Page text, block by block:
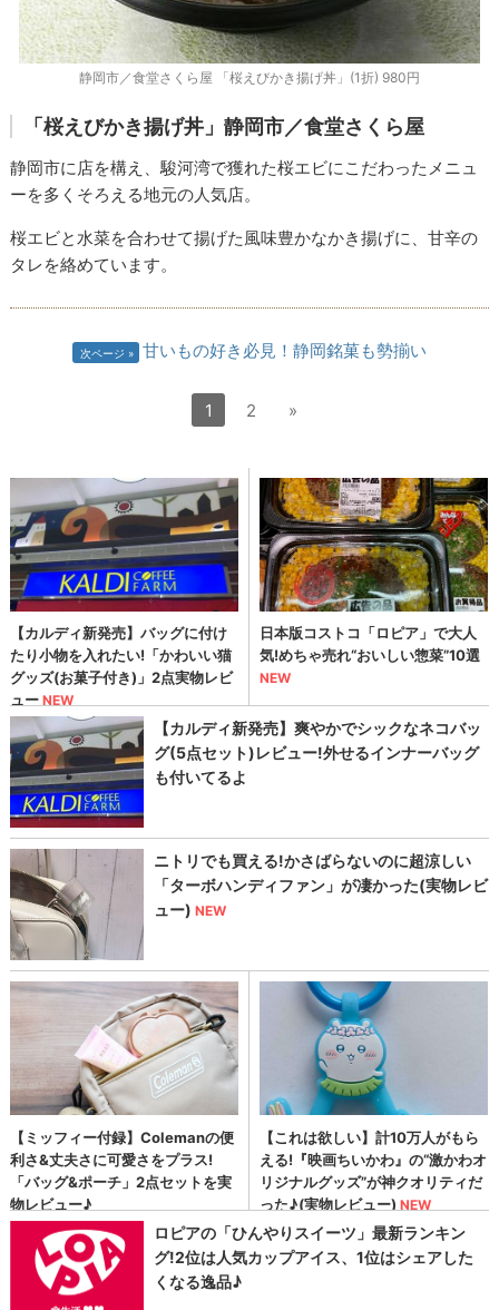
静岡市／食堂さくら屋 「桜えびかき揚げ丼」(1折) 980円
「桜えびかき揚げ丼」静岡市／食堂さくら屋
静岡市に店を構え、駿河湾で獲れた桜エビにこだわったメニュ
ーを多くそろえる地元の人気店。
桜エビと水菜を合わせて揚げた風味豊かなかき揚げに、甘辛の
タレを絡めています。
次ページ 甘いもの好き必見！静岡銘菓も勢揃い
1 2 »